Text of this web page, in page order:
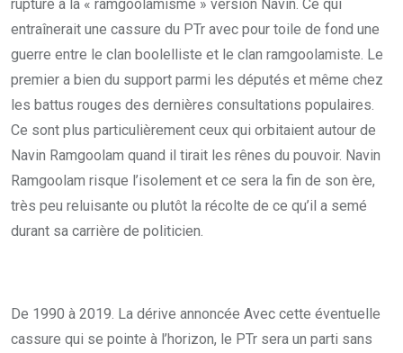
rupture à la « ramgoolamisme » version Navin. Ce qui
entraînerait une cassure du PTr avec pour toile de fond une
guerre entre le clan boolelliste et le clan ramgoolamiste. Le
premier a bien du support parmi les députés et même chez
les battus rouges des dernières consultations populaires.
Ce sont plus particulièrement ceux qui orbitaient autour de
Navin Ramgoolam quand il tirait les rênes du pouvoir. Navin
Ramgoolam risque l’isolement et ce sera la fin de son ère,
très peu reluisante ou plutôt la récolte de ce qu’il a semé
durant sa carrière de politicien.
De 1990 à 2019. La dérive annoncée Avec cette éventuelle
cassure qui se pointe à l’horizon, le PTr sera un parti sans